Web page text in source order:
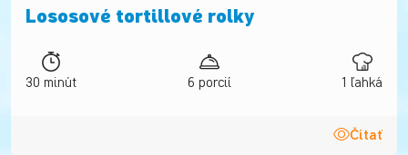
Lososové tortillové rolky
30 minút 6 porcií 1 ľahká
Čítať